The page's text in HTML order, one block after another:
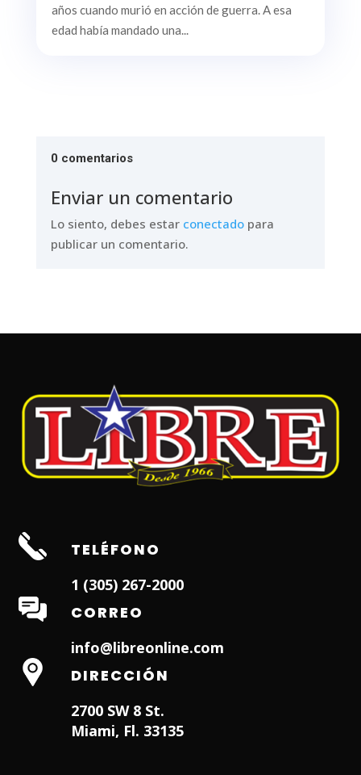
años cuando murió en acción de guerra. A esa
edad había mandado una...
0 comentarios
Enviar un comentario
Lo siento, debes estar conectadopara
publicar un comentario.
TELÉFONO
1 (305) 267-2000
CORREO
info@libreonline.com
DIRECCIÓN
2700 SW 8 St.
Miami, Fl. 33135